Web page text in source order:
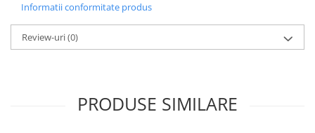
Informatii conformitate produs
Review-uri(0)
PRODUSE SIMILARE